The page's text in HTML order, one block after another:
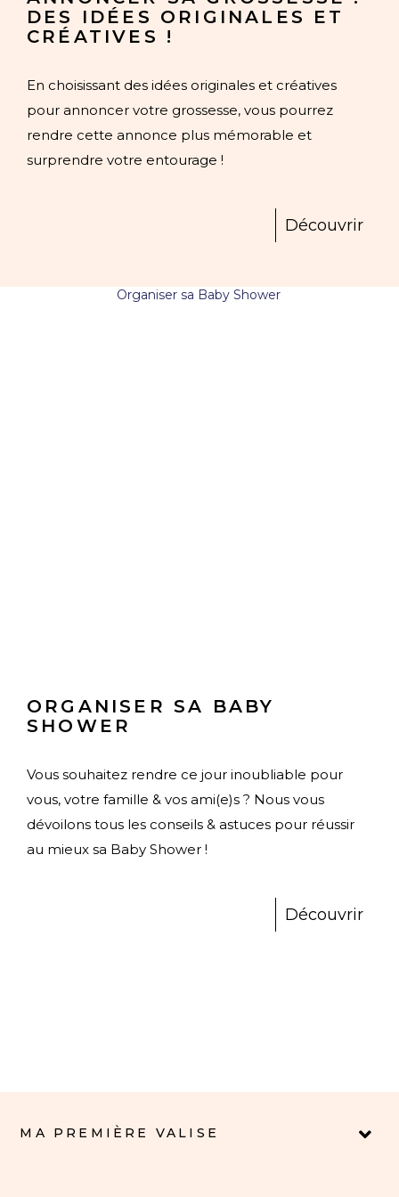
DES IDÉES ORIGINALES ET
CRÉATIVES !
En choisissant des idées originales et créatives
pour annoncer votre grossesse, vous pourrez
rendre cette annonce plus mémorable et
surprendre votre entourage !
Découvrir
ORGANISER SA BABY
SHOWER
Vous souhaitez rendre ce jour inoubliable pour
vous, votre famille & vos ami(e)s ? Nous vous
dévoilons tous les conseils & astuces pour réussir
au mieux sa Baby Shower !
Découvrir
MA PREMIÈRE VALISE